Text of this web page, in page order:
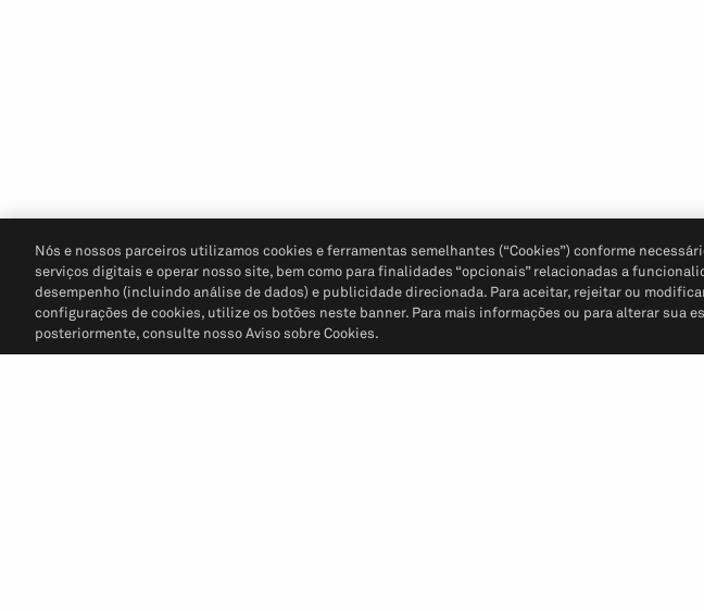
Nós e nossos parceiros utilizamos cookies e ferramentas semelhantes (“Cookies”) conforme
serviços digitais e operar nosso site, bem como para finalidades “opcionais” relacionadas a
desempenho (incluindo análise de dados) e publicidade direcionada. Para aceitar, rejeitar ou
configurações de cookies, utilize os botões neste banner. Para mais informações ou para alterar sua
posteriormente, consulte nosso Aviso sobre Cookies.